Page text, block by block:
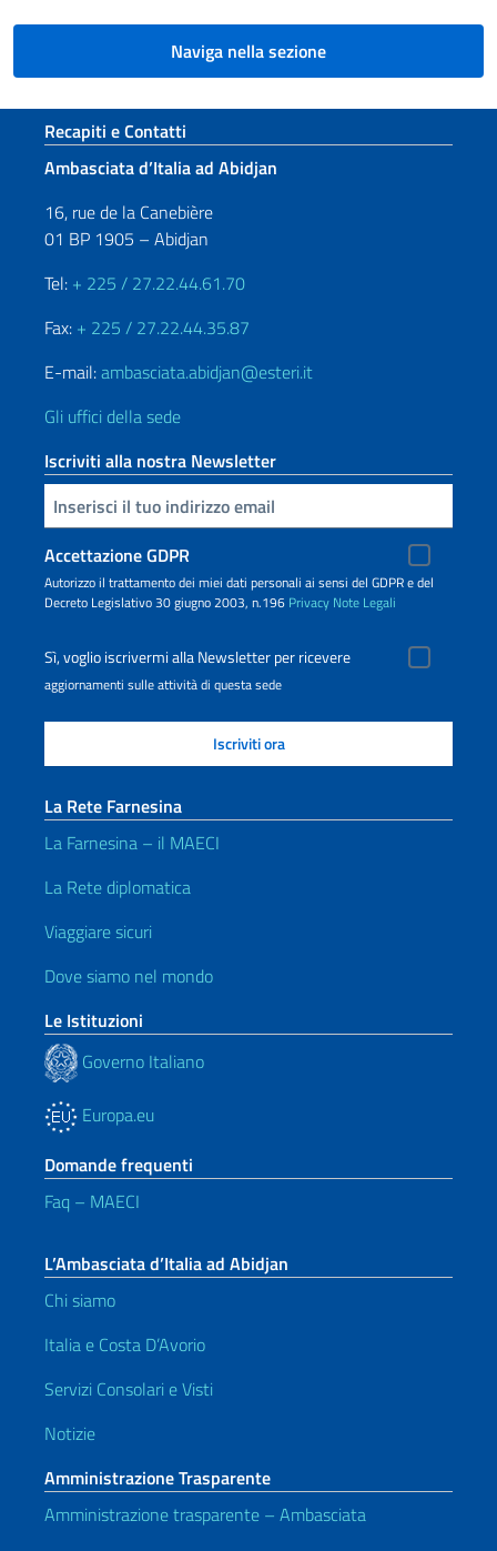
Naviga nella sezione
Sezione footer
Recapiti e Contatti
Ambasciata d’Italia ad Abidjan
16, rue de la Canebière
01 BP 1905 – Abidjan
Tel: + 225 / 27.22.44.61.70
Fax: + 225 / 27.22.44.35.87
E-mail:ambasciata.abidjan@esteri.it
Gli uffici della sede
Iscriviti alla nostra Newsletter
Inserisci la tua email
Accettazione GDPR
Autorizzo il trattamento dei miei dati personali ai sensi del GDPR e del
Decreto Legislativo 30 giugno 2003, n.196 Privacy Note Legali
Sì, voglio iscrivermi alla Newsletter per ricevere
aggiornamenti sulle attività di questa sede
La Rete Farnesina
La Farnesina – il MAECI
La Rete diplomatica
Viaggiare sicuri
Dove siamo nel mondo
Le Istituzioni
Governo Italiano
Europa.eu
Domande frequenti
Faq – MAECI
L’Ambasciata d’Italia ad Abidjan
Chi siamo
Italia e Costa D’Avorio
Servizi Consolari e Visti
Notizie
Amministrazione Trasparente
Amministrazione trasparente – Ambasciata